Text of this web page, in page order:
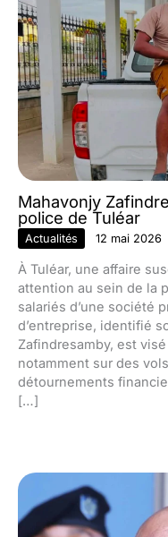
Mahavonjy
police de Tuléar
Actualités 12 mai 2026
À Tuléar, une affaire
attention au sein de la
salariés d’une société
d’entreprise, identifié
Zafindresamby, est
notamment sur des
détournements
[…]